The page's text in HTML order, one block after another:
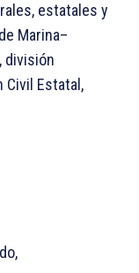
estatales y
Marina–
división
Civil Estatal,